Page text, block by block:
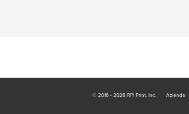
© 2016 - 2026 RPI Print, Inc. Azienda